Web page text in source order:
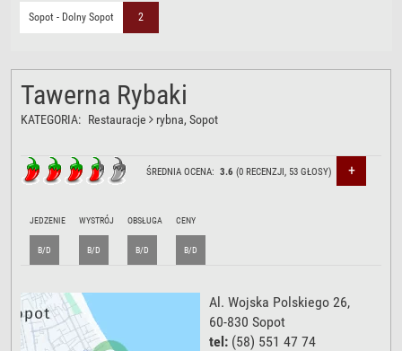
Sopot - Dolny Sopot 2
Tawerna Rybaki
KATEGORIA: Restauracje rybna, Sopot
ŚREDNIA OCENA:3.6 (0 RECENZJI, 53 GŁOSY) +
JEDZENIE
B/D
WYSTRÓJ
B/D
OBSŁUGA
B/D
CENY
B/D
Al. Wojska Polskiego 26,
60-830 Sopot
tel: (58) 551 47 74